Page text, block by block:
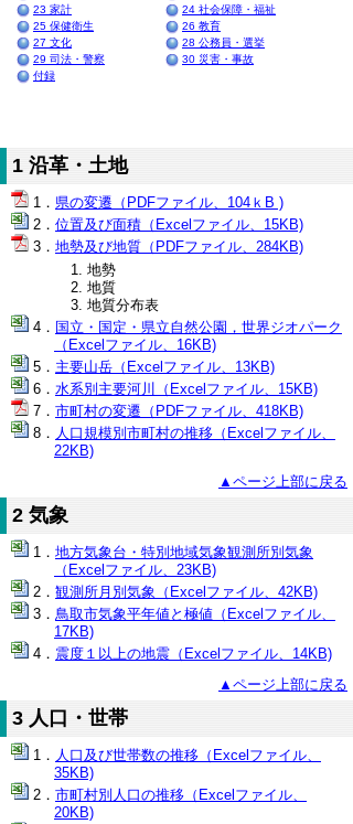
23 家計
24 社会保障・福祉
25 保健衛生
26 教育
27 文化
28 公務員・選挙
29 司法・警察
30 災害・事故
付録
1 沿革・土地
県の変遷（PDFファイル、104ｋB )
位置及び面積（Excelファイル、15KB)
地勢及び地質（PDFファイル、284KB)
地勢
地質
地質分布表
国立・国定・県立自然公園，世界ジオパーク
（Excelファイル、16KB)
主要山岳（Excelファイル、13KB)
水系別主要河川（Excelファイル、15KB)
市町村の変遷（PDFファイル、418KB)
人口規模別市町村の推移（Excelファイル、
22KB)
▲ページ上部に戻る
2 気象
地方気象台・特別地域気象観測所別気象
（Excelファイル、23KB)
観測所月別気象（Excelファイル、42KB)
鳥取市気象平年値と極値（Excelファイル、
17KB)
震度１以上の地震（Excelファイル、14KB)
▲ページ上部に戻る
3 人口・世帯
人口及び世帯数の推移（Excelファイル、
35KB)
市町村別人口の推移（Excelファイル、
20KB)